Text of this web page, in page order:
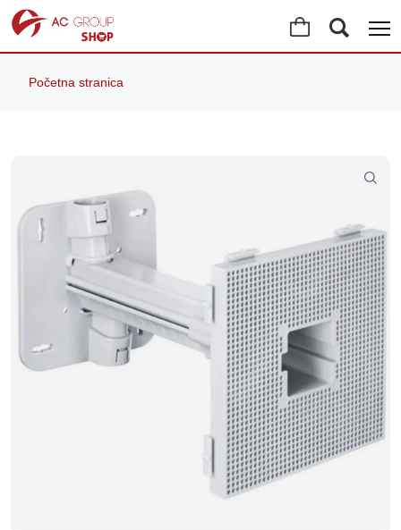
Početna stranica